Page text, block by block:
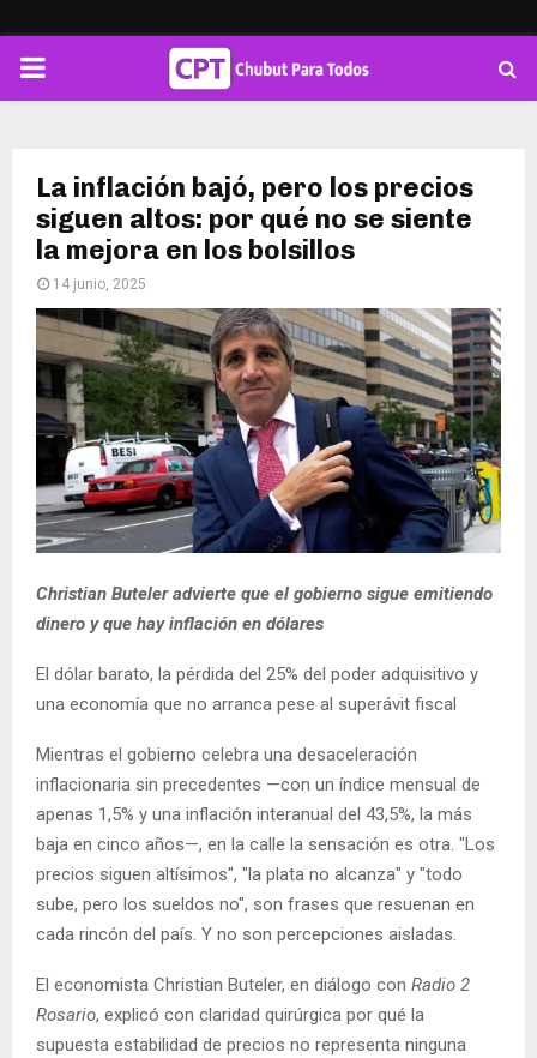
PRIMARY
La inflación bajó, pero los precios
siguen altos: por qué no se siente
la mejora en los bolsillos
14 junio, 2025
Christian Buteler advierte que el gobierno sigue emitiendo
dinero y que hay inflación en dólares
El dólar barato, la pérdida del 25% del poder adquisitivo y
una economía que no arranca pese al superávit fiscal
Mientras el gobierno celebra una desaceleración
inflacionaria sin precedentes —con un índice mensual de
apenas 1,5% y una inflación interanual del 43,5%, la más
baja en cinco años—, en la calle la sensación es otra. "Los
precios siguen altísimos", "la plata no alcanza" y "todo
sube, pero los sueldos no", son frases que resuenan en
cada rincón del país. Y no son percepciones aisladas.
El economista Christian Buteler, en diálogo con Radio 2
Rosario, explicó con claridad quirúrgica por qué la
supuesta estabilidad de precios no representa ninguna